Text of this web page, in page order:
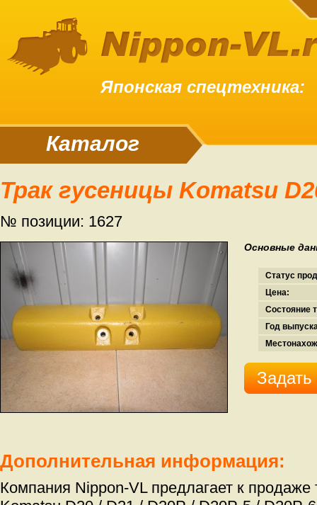
Японская спецтехника:
Каталог
Трак гусеницы Komatsu
№ позиции: 1627
Основные
Статус
Цена:
Состояние
Год
Задать
Дополнительная информация:
Компания Nippon-VL предлагает к